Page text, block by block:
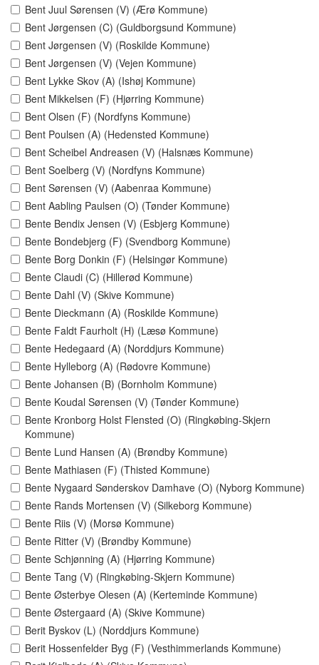
Bent Juul Sørensen (V) (Ærø Kommune)
Bent Jørgensen (C) (Guldborgsund Kommune)
Bent Jørgensen (V) (Roskilde Kommune)
Bent Jørgensen (V) (Vejen Kommune)
Bent Lykke Skov (A) (Ishøj Kommune)
Bent Mikkelsen (F) (Hjørring Kommune)
Bent Olsen (F) (Nordfyns Kommune)
Bent Poulsen (A) (Hedensted Kommune)
Bent Scheibel Andreasen (V) (Halsnæs Kommune)
Bent Soelberg (V) (Nordfyns Kommune)
Bent Sørensen (V) (Aabenraa Kommune)
Bent Aabling Paulsen (O) (Tønder Kommune)
Bente Bendix Jensen (V) (Esbjerg Kommune)
Bente Bondebjerg (F) (Svendborg Kommune)
Bente Borg Donkin (F) (Helsingør Kommune)
Bente Claudi (C) (Hillerød Kommune)
Bente Dahl (V) (Skive Kommune)
Bente Dieckmann (A) (Roskilde Kommune)
Bente Faldt Faurholt (H) (Læsø Kommune)
Bente Hedegaard (A) (Norddjurs Kommune)
Bente Hylleborg (A) (Rødovre Kommune)
Bente Johansen (B) (Bornholm Kommune)
Bente Koudal Sørensen (V) (Tønder Kommune)
Bente Kronborg Holst Flensted (O) (Ringkøbing-Skjern
Kommune)
Bente Lund Hansen (A) (Brøndby Kommune)
Bente Mathiasen (F) (Thisted Kommune)
Bente Nygaard Sønderskov Damhave (O) (Nyborg Kommune)
Bente Rands Mortensen (V) (Silkeborg Kommune)
Bente Riis (V) (Morsø Kommune)
Bente Ritter (V) (Brøndby Kommune)
Bente Schjønning (A) (Hjørring Kommune)
Bente Tang (V) (Ringkøbing-Skjern Kommune)
Bente Østerbye Olesen (A) (Kerteminde Kommune)
Bente Østergaard (A) (Skive Kommune)
Berit Byskov (L) (Norddjurs Kommune)
Berit Hossenfelder Byg (F) (Vesthimmerlands Kommune)